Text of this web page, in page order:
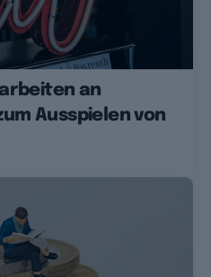
an
Ausspielen von